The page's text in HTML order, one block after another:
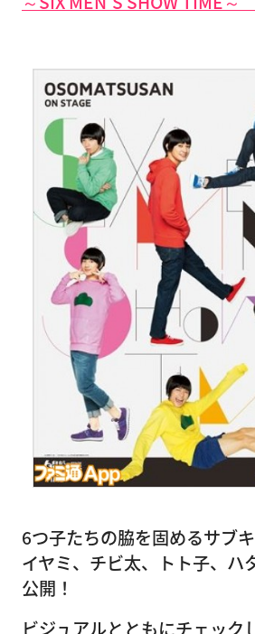
6つ子たちの脇を固めるサブ
イヤミ、チビ太、トト子、ハ
公開！
ビジュアルとともにチェック